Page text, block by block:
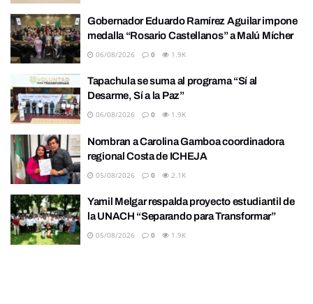
Gobernador Eduardo Ramírez Aguilar impone
medalla “Rosario Castellanos” a Malú Mícher
06/08/2026 0 1.9K
Tapachula se suma al programa “Sí al
Desarme, Sí a la Paz”
06/08/2026 0 1.9K
Nombran a Carolina Gamboa coordinadora
regional Costa de ICHEJA
05/08/2026 0 2.1K
Yamil Melgar respalda proyecto estudiantil de
la UNACH “Separando para Transformar”
05/08/2026 0 1.9K